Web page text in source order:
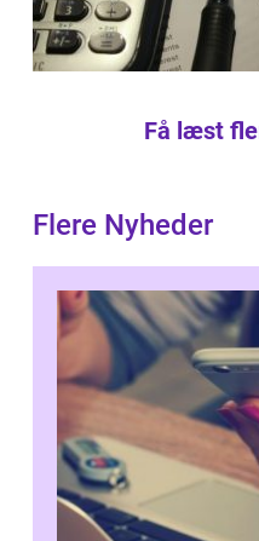
Få læst
Flere Nyheder